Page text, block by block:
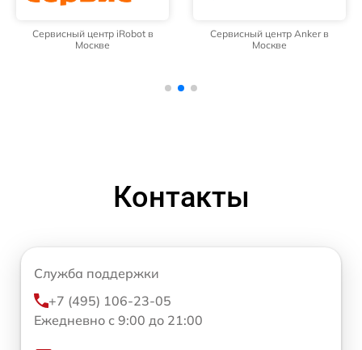
Сервисный центр iRobot в
Москве
Сервисный центр Anker в
Москве
Контакты
Служба поддержки
+7 (495) 106-23-05
Ежедневно с 9:00 до 21:00